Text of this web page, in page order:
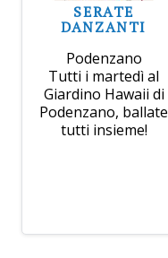
SERATE
DANZANTI
Podenzano
Tutti i martedì al
Giardino Hawaii di
Podenzano, ballate
tutti insieme!